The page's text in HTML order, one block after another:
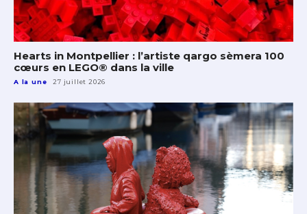
Hearts in Montpellier : l’artiste qargo sèmera 100
cœurs en LEGO® dans la ville
A la une 27 juillet 2026